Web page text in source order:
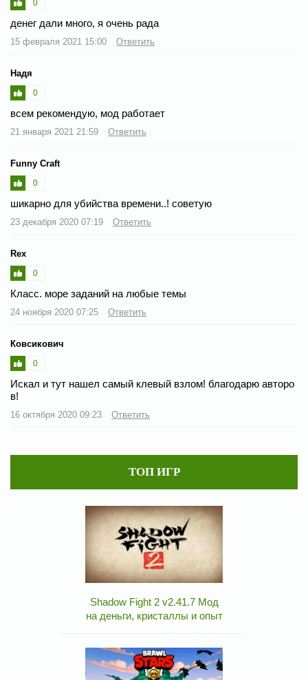
0
денег дали много, я очень рада
15 февраля 2021 15:00 Ответить
Надя
0
всем рекомендую, мод работает
21 января 2021 21:59 Ответить
Funny Craft
0
шикарно для убийства времени..! советую
23 декабря 2020 07:19 Ответить
Rex
0
Класс. море заданий на любые темы
24 ноября 2020 07:25 Ответить
Ковсикович
0
Искал и тут нашел самый клевый взлом! благодарю авторо
в!
16 октября 2020 09:23 Ответить
ТОП ИГР
Shadow Fight 2 v2.41.7 Мод
на деньги, кристаллы и опыт